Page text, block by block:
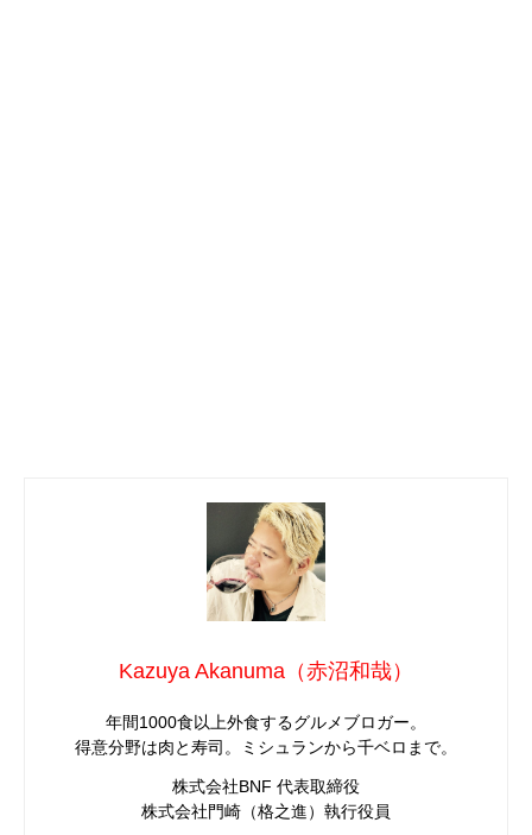
Kazuya Akanuma（赤沼和哉）
年間1000食以上外食するグルメブロガー。
得意分野は肉と寿司。ミシュランから千ベロまで。
株式会社BNF 代表取締役
株式会社門崎（格之進）執行役員